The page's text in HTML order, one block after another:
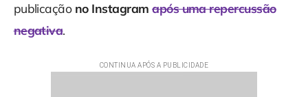
publicaçãono Instagramapós uma repercussão
negativa.